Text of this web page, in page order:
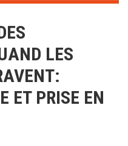
LES
ET PRISE EN